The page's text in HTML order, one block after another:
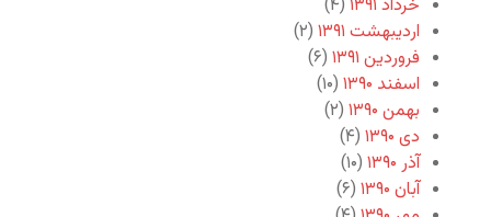
خرداد ۱۳۹۱
(۴)
اردیبهشت ۱۳۹۱
(۲)
فروردین ۱۳۹۱
(۶)
اسفند ۱۳۹۰
(۱۰)
بهمن ۱۳۹۰
(۲)
دی ۱۳۹۰
(۴)
آذر ۱۳۹۰
(۱۰)
آبان ۱۳۹۰
(۶)